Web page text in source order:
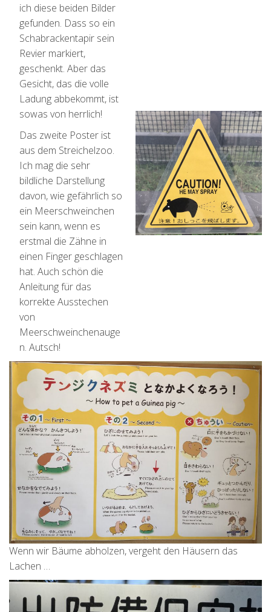
ich diese beiden Bilder
gefunden. Dass so ein
Schabrackentapir sein
Revier markiert,
geschenkt. Aber das
Gesicht, das die volle
Ladung abbekommt, ist
sowas von herrlich!
Das zweite Poster ist
aus dem Streichelzoo.
Ich mag die sehr
bildliche Darstellung
davon, wie gefährlich so
ein Meerschweinchen
sein kann, wenn es
erstmal die Zähne in
einen Finger geschlagen
hat. Auch schön die
Anleitung für das
korrekte Ausstechen
von
Meerschweinchenauge
n. Autsch!
Wenn wir Bäume abholzen, vergeht den Häusern das
Lachen …